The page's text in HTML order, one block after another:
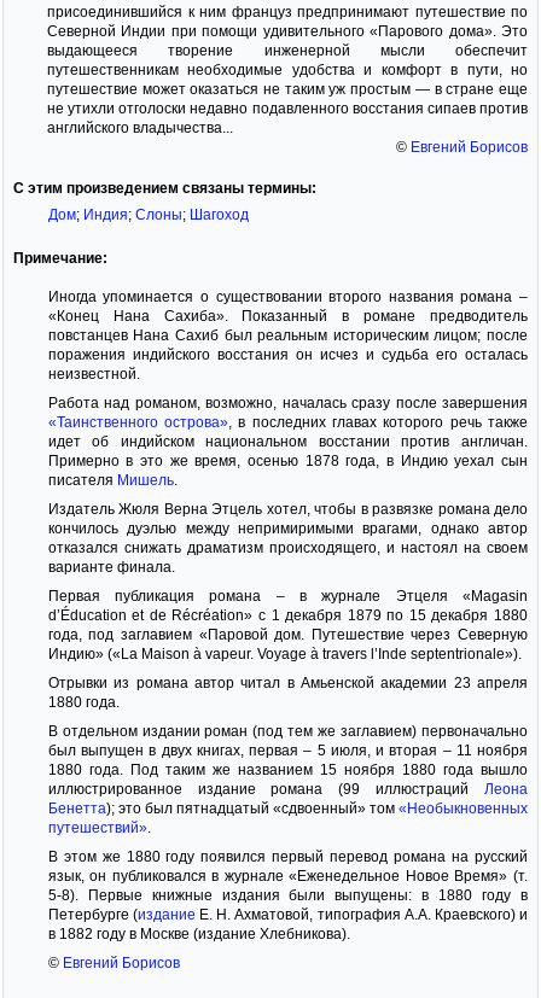
присоединившийся к ним француз предпринимают путешествие по
Северной Индии при помощи удивительного «Парового дома». Это
выдающееся творение инженерной мысли обеспечит
путешественникам необходимые удобства и комфорт в пути, но
путешествие может оказаться не таким уж простым — в стране еще
не утихли отголоски недавно подавленного восстания сипаев против
английского владычества...
© Евгений Борисов
С этим произведением связаны термины:
Дом; Индия; Слоны; Шагоход
Примечание:
Иногда упоминается о существовании второго названия романа –
«Конец Нана Сахиба». Показанный в романе предводитель
повстанцев Нана Сахиб был реальным историческим лицом; после
поражения индийского восстания он исчез и судьба его осталась
неизвестной.
Работа над романом, возможно, началась сразу после завершения
«Таинственного острова» , в последних главах которого речь также
идет об индийском национальном восстании против англичан.
Примерно в это же время, осенью 1878 года, в Индию уехал сын
писателя Мишель.
Издатель Жюля Верна Этцель хотел, чтобы в развязке романа дело
кончилось дуэлью между непримиримыми врагами, однако автор
отказался снижать драматизм происходящего, и настоял на своем
варианте финала.
Первая публикация романа – в журнале Этцеля «Magasin
d’Éducation et de Récréation» с 1 декабря 1879 по 15 декабря 1880
года, под заглавием «Паровой дом. Путешествие через Северную
Индию» («La Maison à vapeur. Voyage à travers l’Inde septentrionale»).
Отрывки из романа автор читал в Амьенской академии 23 апреля
1880 года.
В отдельном издании роман (под тем же заглавием) первоначально
был выпущен в двух книгах, первая – 5 июля, и вторая – 11 ноября
1880 года. Под таким же названием 15 ноября 1880 года вышло
иллюстрированное издание романа (99 иллюстраций Леона
Бенетта); это был пятнадцатый «сдвоенный» том «Необыкновенных
путешествий».
В этом же 1880 году появился первый перевод романа на русский
язык, он публиковался в журнале «Еженедельное Новое Время» (т.
5-8). Первые книжные издания были выпущены: в 1880 году в
Петербурге (издание Е. Н. Ахматовой, типография А.А. Краевского) и
в 1882 году в Москве (издание Хлебникова).
© Евгений Борисов